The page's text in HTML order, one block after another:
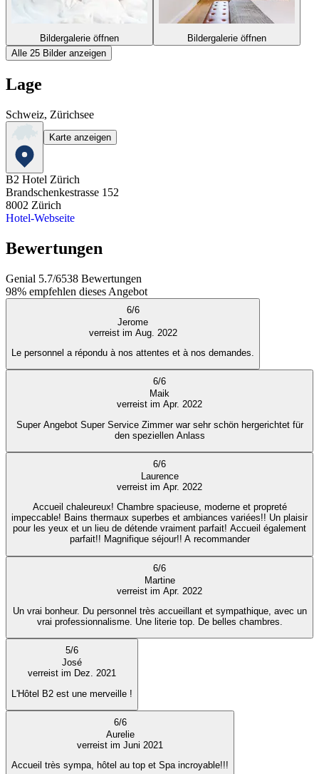
Bildergalerie öffnen
Bildergalerie öffnen
Alle 25 Bilder anzeigen
Lage
Schweiz, Zürichsee
Karte anzeigen
B2 Hotel Zürich
Brandschenkestrasse 152
8002 Zürich
Hotel-Webseite
Bewertungen
Genial 5.7/6538 Bewertungen
98% empfehlen dieses Angebot
6/6
Jerome
verreist im Aug. 2022
Le personnel a répondu à nos attentes et à nos demandes.
6/6
Maik
verreist im Apr. 2022
Super Angebot Super Service Zimmer war sehr schön hergerichtet für
den speziellen Anlass
6/6
Laurence
verreist im Apr. 2022
Accueil chaleureux! Chambre spacieuse, moderne et propreté
impeccable! Bains thermaux superbes et ambiances variées!! Un plaisir
pour les yeux et un lieu de détende vraiment parfait! Accueil également
parfait!! Magnifique séjour!! A recommander
6/6
Martine
verreist im Apr. 2022
Un vrai bonheur. Du personnel très accueillant et sympathique, avec un
vrai professionnalisme. Une literie top. De belles chambres.
5/6
José
verreist im Dez. 2021
L'Hôtel B2 est une merveille !
6/6
Aurelie
verreist im Juni 2021
Accueil très sympa, hôtel au top et Spa incroyable!!!